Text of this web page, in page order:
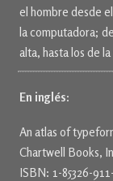
el hombre desde
la computadora;
alta, hasta los de
En inglés:
An atlas of
Chartwell Books,
ISBN: 1-85326-